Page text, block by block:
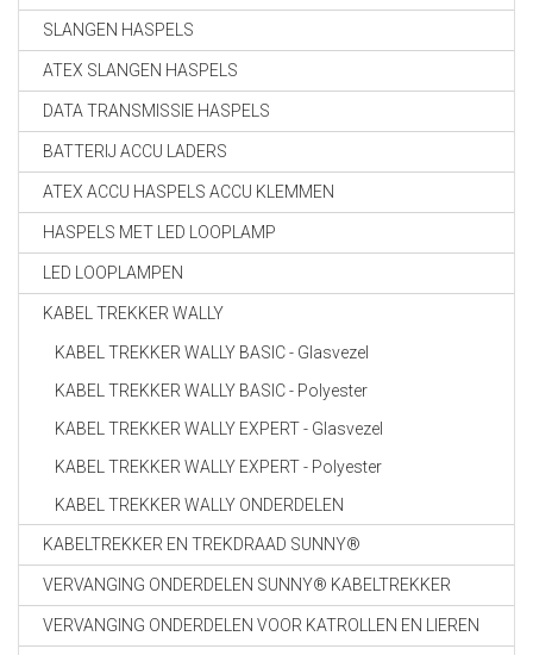
SLANGEN HASPELS
ATEX SLANGEN HASPELS
DATA TRANSMISSIE HASPELS
BATTERIJ ACCU LADERS
ATEX ACCU HASPELS ACCU KLEMMEN
HASPELS MET LED LOOPLAMP
LED LOOPLAMPEN
KABEL TREKKER WALLY
KABEL TREKKER WALLY BASIC - Glasvezel
KABEL TREKKER WALLY BASIC - Polyester
KABEL TREKKER WALLY EXPERT - Glasvezel
KABEL TREKKER WALLY EXPERT - Polyester
KABEL TREKKER WALLY ONDERDELEN
KABELTREKKER EN TREKDRAAD SUNNY®
VERVANGING ONDERDELEN SUNNY® KABELTREKKER
VERVANGING ONDERDELEN VOOR KATROLLEN EN LIEREN